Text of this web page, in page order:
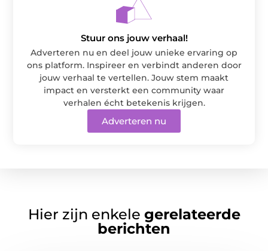
Stuur ons jouw verhaal!
Adverteren nu en deel jouw unieke ervaring op
ons platform. Inspireer en verbindt anderen door
jouw verhaal te vertellen. Jouw stem maakt
impact en versterkt een community waar
verhalen écht betekenis krijgen.
Adverteren nu
Hier zijn enkele gerelateerde
berichten